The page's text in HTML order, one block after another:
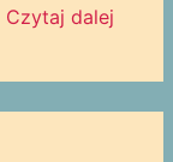
Czytaj dalej